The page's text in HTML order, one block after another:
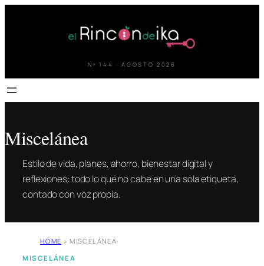
Nº 144 · AGOSTO 2026
Miscelánea
Estilo de vida, planes, ahorro, bienestar digital y
reflexiones: todo lo que no cabe en una sola etiqueta,
contado con voz propia.
HOME » MISCELÁNEA
MISCELÁNEA